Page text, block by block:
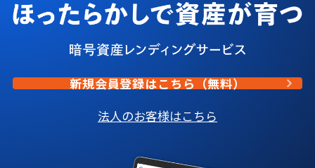
新規会員登録はこちら（無料）
法人のお客様はこちら